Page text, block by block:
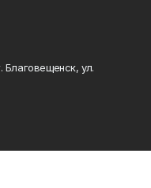
Благовещенск, ул.